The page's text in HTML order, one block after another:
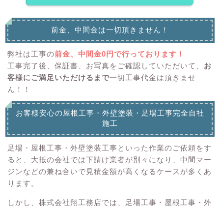
前金、中間金は一切頂きません！
弊社は工事の前金、中間金0円で行っております！
工事完了後、保証書、お写真をご確認していただいて、 お
客様にご満足いただけるまで一切工事代金は頂きませ
ん！！
お客様安心の屋根工事・外壁塗装・足場工事完全自社
施工
足場・屋根工事・外壁塗装工事といった作業のご依頼をす
ると、大抵の会社では下請け業者が別々になり、中間マー
ジンなどの兼ね合いで見積金額が高くなるケースが多くあ
ります。
しかし、株式会社翔工務店では、足場工事・屋根工事・外